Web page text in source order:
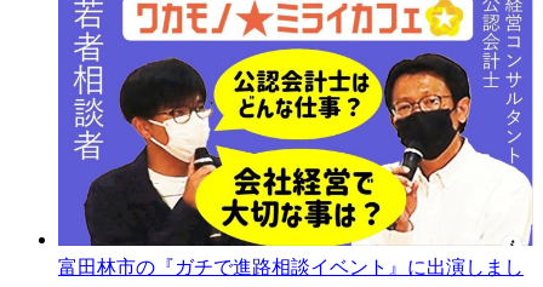
富田林市の『ガチで進路相談イベント』に出演しまし